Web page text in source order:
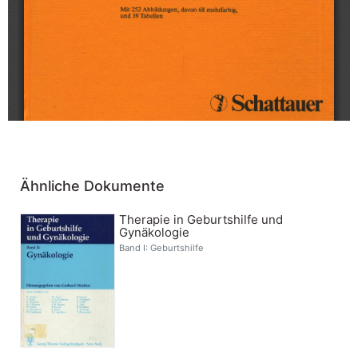
Ähnliche Dokumente
Therapie in Geburtshilfe und
Gynäkologie
Band I: Geburtshilfe